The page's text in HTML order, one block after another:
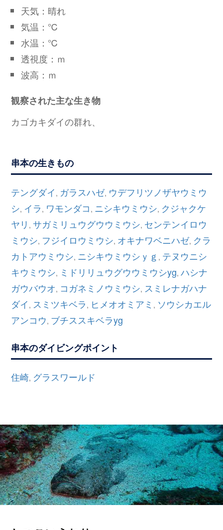
天気：晴れ
気温：℃
水温：℃
透視度：ｍ
波高：ｍ
観察された主な生き物
カゴカキダイの群れ、
串本の生きもの
テングダイ , ガラスハゼ, ウデフリツノザヤウミウ
シ, イラ , ワモンダコ , ニシキウミウシ, クジャクケ
ヤリ ,サガミリュウグウウミウシ, センテンイロウ
ミウシ, フジイロウミウシ, オキナワベニハゼ, クラ
カトアウミウシ, ニシキウミウシｙｇ , テヌウニシ
キウミウシ, ミドリリュウグウウミウシyg,ハシナ
ガウバウオ, コガネミノウミウシ, スミレナガハナ
ダイ , スミツキベラ , ヒメオオミアミ , ソウシカエル
アンコウ, ブチススキベラyg
串本のダイビングポイント
住崎, グラスワールド